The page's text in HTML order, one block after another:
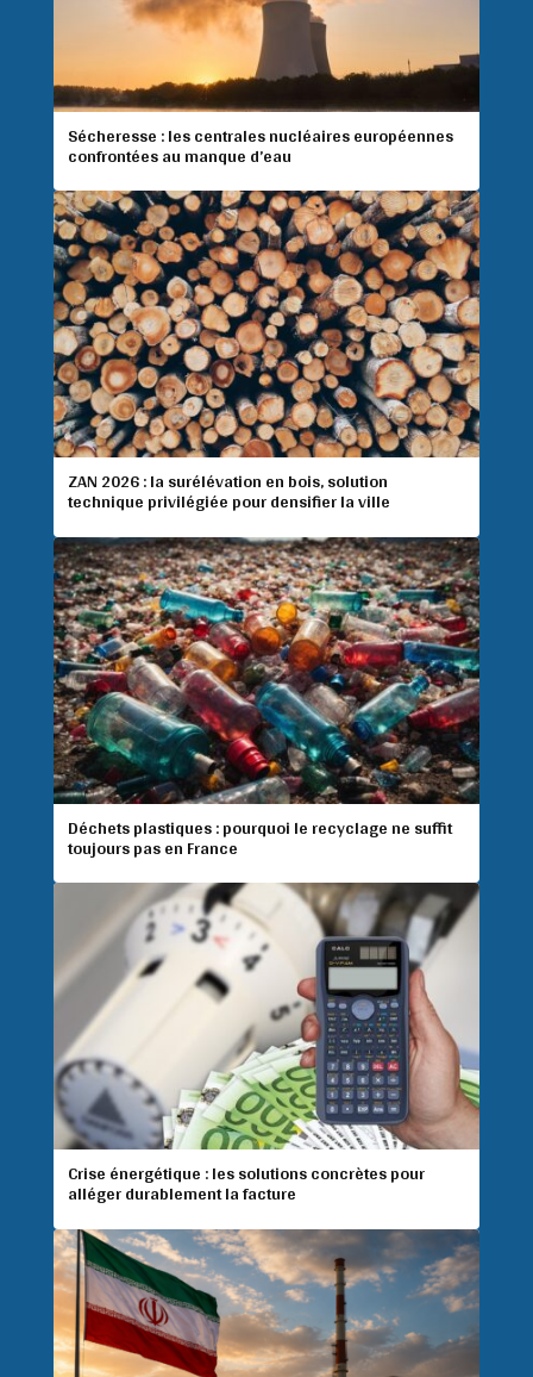
Sécheresse : les centrales nucléaires européennes
confrontées au manque d’eau
ZAN 2026 : la surélévation en bois, solution
technique privilégiée pour densifier la ville
Déchets plastiques : pourquoi le recyclage ne suffit
toujours pas en France
Crise énergétique : les solutions concrètes pour
alléger durablement la facture